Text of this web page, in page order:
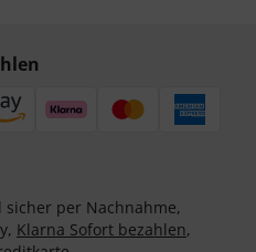
per Nachnahme,
Klarna Sofort bezahlen,